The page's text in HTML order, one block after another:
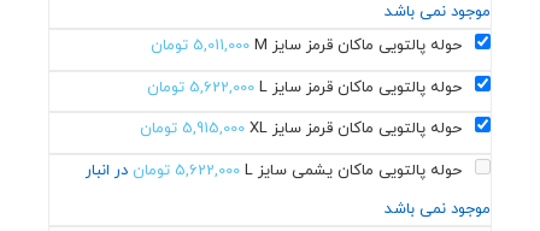
موجود نمی باشد
حوله پالتویی ماکان قرمز سایز M
5,011,000 تومان
حوله پالتویی ماکان قرمز سایز L
5,622,000 تومان
حوله پالتویی ماکان قرمز سایز XL
5,915,000 تومان
حوله پالتویی ماکان یشمی سایز L
5,622,000 تومان در انبار
موجود نمی باشد